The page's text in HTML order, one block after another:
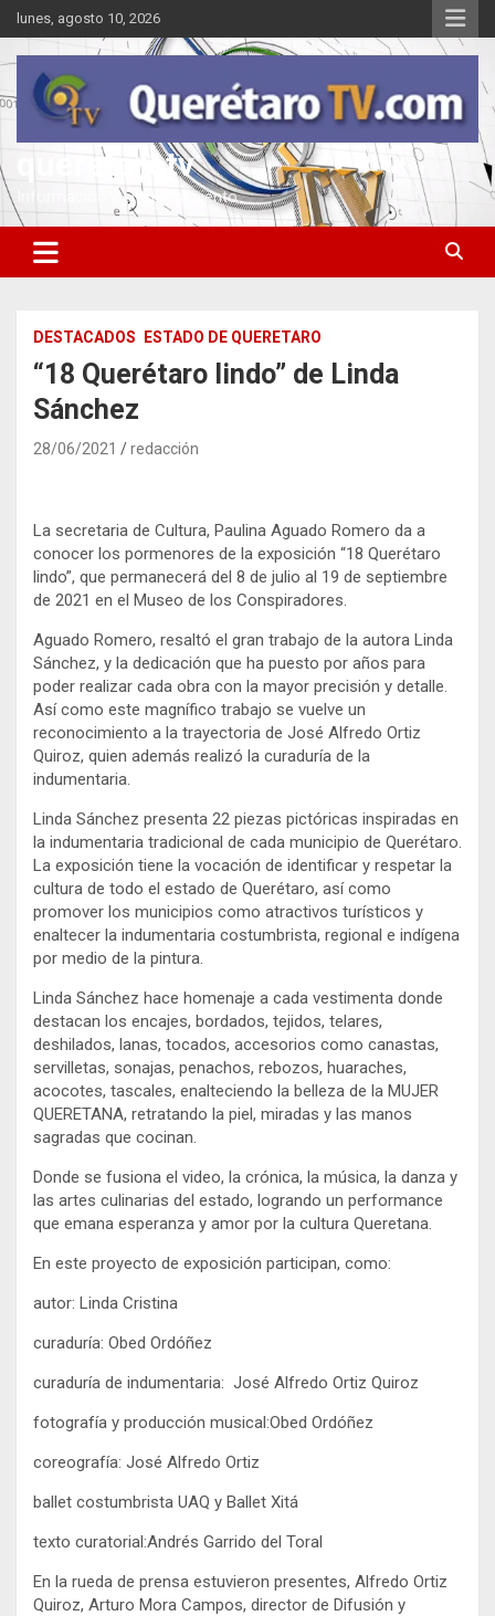
Saltar
al
contenido
lunes, agosto 10, 2026
queretarotv
Información y entretenimiento
DESTACADOS ESTADO DE QUERETARO
“18 Querétaro lindo” de Linda
Sánchez
28/06/2021 redacción
La secretaria de Cultura, Paulina Aguado Romero da a
conocer los pormenores de la exposición “18 Querétaro
lindo”, que permanecerá del 8 de julio al 19 de septiembre
de 2021 en el Museo de los Conspiradores.
Aguado Romero, resaltó el gran trabajo de la autora Linda
Sánchez, y la dedicación que ha puesto por años para
poder realizar cada obra con la mayor precisión y detalle.
Así como este magnífico trabajo se vuelve un
reconocimiento a la trayectoria de José Alfredo Ortiz
Quiroz, quien además realizó la curaduría de la
indumentaria.
Linda Sánchez presenta 22 piezas pictóricas inspiradas en
la indumentaria tradicional de cada municipio de Querétaro.
La exposición tiene la vocación de identificar y respetar la
cultura de todo el estado de Querétaro, así como
promover los municipios como atractivos turísticos y
enaltecer la indumentaria costumbrista, regional e indígena
por medio de la pintura.
Linda Sánchez hace homenaje a cada vestimenta donde
destacan los encajes, bordados, tejidos, telares,
deshilados, lanas, tocados, accesorios como canastas,
servilletas, sonajas, penachos, rebozos, huaraches,
acocotes, tascales, enalteciendo la belleza de la MUJER
QUERETANA, retratando la piel, miradas y las manos
sagradas que cocinan.
Donde se fusiona el video, la crónica, la música, la danza y
las artes culinarias del estado, logrando un performance
que emana esperanza y amor por la cultura Queretana.
En este proyecto de exposición participan, como:
autor: Linda Cristina
curaduría: Obed Ordóñez
curaduría de indumentaria: José Alfredo Ortiz Quiroz
fotografía y producción musical:Obed Ordóñez
coreografía: José Alfredo Ortiz
ballet costumbrista UAQ y Ballet Xitá
texto curatorial:Andrés Garrido del Toral
En la rueda de prensa estuvieron presentes, Alfredo Ortiz
Quiroz, Arturo Mora Campos, director de Difusión y